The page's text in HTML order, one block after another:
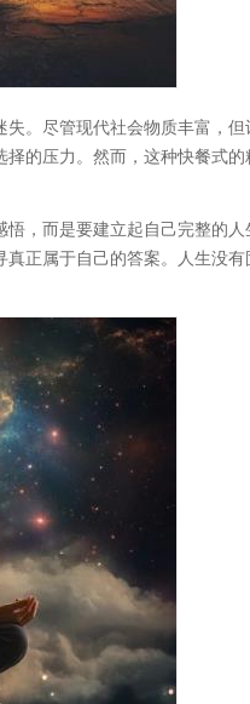
。尽管现代社会物质丰富，
的压力。然而，这种快餐式
，而是要建立起自己完整的
正属于自己的答案。人生没